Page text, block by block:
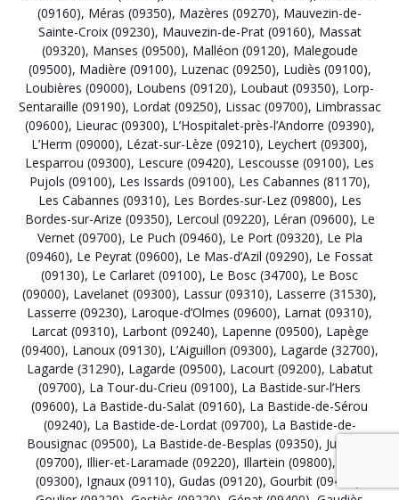
(09160), Méras (09350), Mazères (09270), Mauvezin-de-
Sainte-Croix (09230), Mauvezin-de-Prat (09160), Massat
(09320), Manses (09500), Malléon (09120), Malegoude
(09500), Madière (09100), Luzenac (09250), Ludiès (09100),
Loubières (09000), Loubens (09120), Loubaut (09350), Lorp-
Sentaraille (09190), Lordat (09250), Lissac (09700), Limbrassac
(09600), Lieurac (09300), L’Hospitalet-près-l’Andorre (09390),
L’Herm (09000), Lézat-sur-Lèze (09210), Leychert (09300),
Lesparrou (09300), Lescure (09420), Lescousse (09100), Les
Pujols (09100), Les Issards (09100), Les Cabannes (81170),
Les Cabannes (09310), Les Bordes-sur-Lez (09800), Les
Bordes-sur-Arize (09350), Lercoul (09220), Léran (09600), Le
Vernet (09700), Le Puch (09460), Le Port (09320), Le Pla
(09460), Le Peyrat (09600), Le Mas-d’Azil (09290), Le Fossat
(09130), Le Carlaret (09100), Le Bosc (34700), Le Bosc
(09000), Lavelanet (09300), Lassur (09310), Lasserre (31530),
Lasserre (09230), Laroque-d’Olmes (09600), Larnat (09310),
Larcat (09310), Larbont (09240), Lapenne (09500), Lapège
(09400), Lanoux (09130), L’Aiguillon (09300), Lagarde (32700),
Lagarde (31290), Lagarde (09500), Lacourt (09200), Labatut
(09700), La Tour-du-Crieu (09100), La Bastide-sur-l’Hers
(09600), La Bastide-du-Salat (09160), La Bastide-de-Sérou
(09240), La Bastide-de-Lordat (09700), La Bastide-de-
Bousignac (09500), La Bastide-de-Besplas (09350), Justiniac
(09700), Illier-et-Laramade (09220), Illartein (09800),
(09300), Ignaux (09110), Gudas (09120), Gourbit (09400)